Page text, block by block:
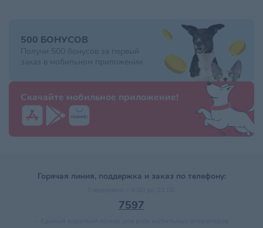
500 БОНУСОВ
Получи 500 бонусов за первый
заказ в мобильном приложении
Скачайте мобильное приложение!
Горячая линия, поддержка и заказ по телефону:
7597